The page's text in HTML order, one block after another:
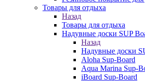
Товары для отдыха
Назад
Товары для отдыха
Надувные доски SUP
Назад
Надувные доски
Aloha Sup-Board
Aqua Marina Sup-
iBoard Sup-Board